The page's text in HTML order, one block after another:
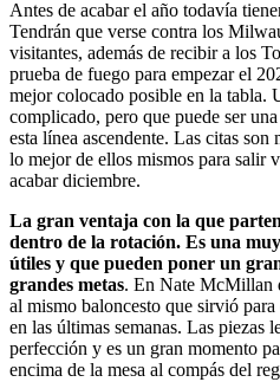
Antes de acabar el año todavía
Tendrán que verse contra los
visitantes, además de recibir a los
prueba de fuego para empezar el
mejor colocado posible en la tabla.
complicado, pero que puede ser
esta línea ascendente. Las citas son
lo mejor de ellos mismos para salir
acabar diciembre.
La gran ventaja con la que
dentro de la rotación. Es una
útiles y que pueden poner un
grandes metas. En Nate McMillan
al mismo baloncesto que sirvió
en las últimas semanas. Las piezas
perfección y es un gran momento
encima de la mesa al compás del